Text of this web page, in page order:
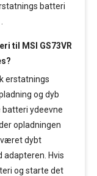
batteri
til MSI GS73VR
erstatnings
og dyb
ydeevne
opladningen
været dybt
Hvis
og starte det